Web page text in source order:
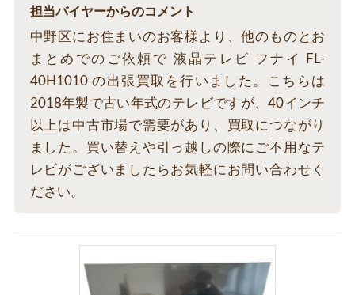
担当バイヤーからのコメント
中野区にお住まいのお客様より、他のものとお
まとめでのご依頼で 液晶テレビ フナイ FL-
40H1010 の出張買取を行いました。こちらは
2018年製で古い年式のテレビですが、40インチ
以上は中古市場で需要があり、買取につながり
ました。買い替えや引っ越しの際にご不用なテ
レビがございましたらお気軽にお問い合わせく
ださい。